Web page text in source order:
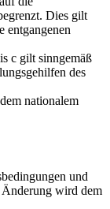
Dies gilt
entgangenen
c gilt sinngemäß
des
nationalem
und
wird dem